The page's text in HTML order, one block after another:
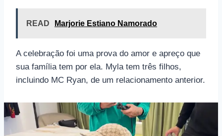
READ Marjorie Estiano Namorado
A celebração foi uma prova do amor e apreço que
sua família tem por ela. Myla tem três filhos,
incluindo MC Ryan, de um relacionamento anterior.